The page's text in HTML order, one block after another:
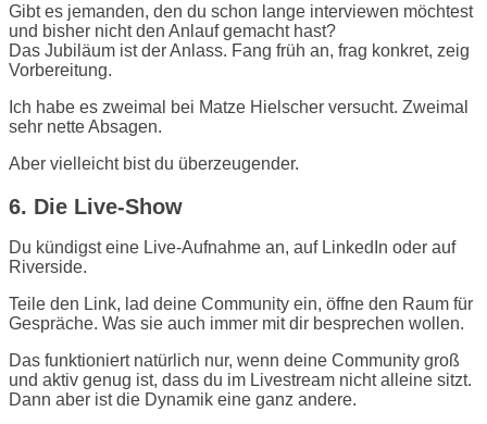
Gibt es jemanden, den du schon lange interviewen möchtest
und bisher nicht den Anlauf gemacht hast?
Das Jubiläum ist der Anlass. Fang früh an, frag konkret, zeig
Vorbereitung.
Ich habe es zweimal bei Matze Hielscher versucht. Zweimal
sehr nette Absagen.
Aber vielleicht bist du überzeugender.
6. Die Live-Show
Du kündigst eine Live-Aufnahme an, auf LinkedIn oder auf
Riverside.
Teile den Link, lad deine Community ein, öffne den Raum für
Gespräche. Was sie auch immer mit dir besprechen wollen.
Das funktioniert natürlich nur, wenn deine Community groß
und aktiv genug ist, dass du im Livestream nicht alleine sitzt.
Dann aber ist die Dynamik eine ganz andere.